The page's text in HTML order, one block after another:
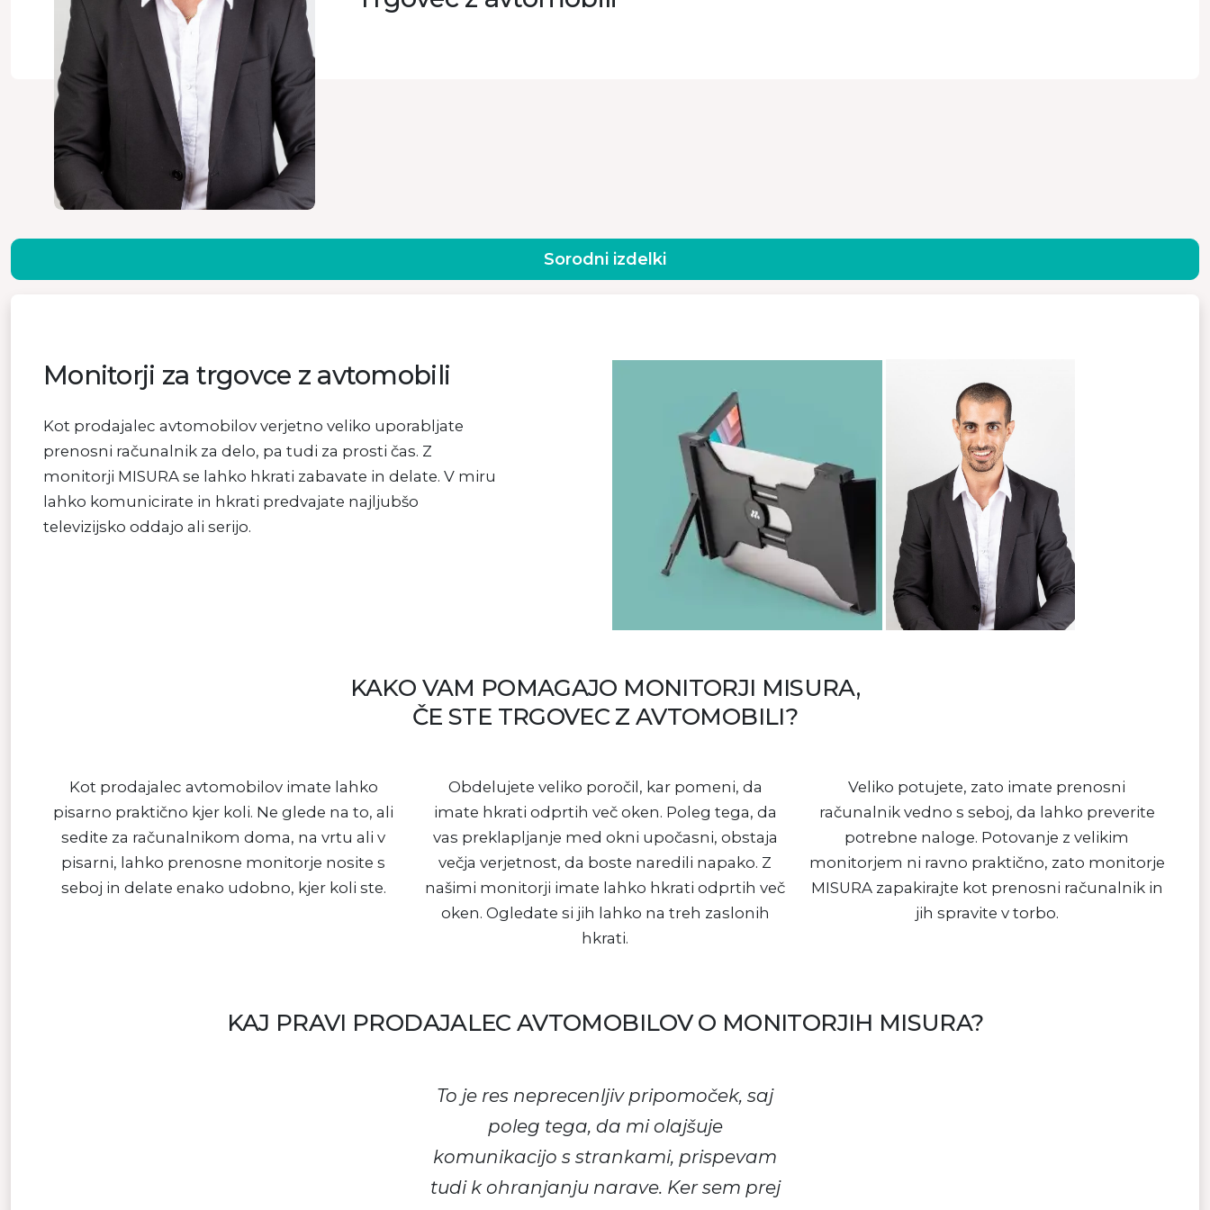
Monitorji za trgovce z avtomobili
Kot prodajalec avtomobilov verjetno veliko uporabljate
prenosni računalnik za delo, pa tudi za prosti čas. Z
monitorji MISURA se lahko hkrati zabavate in delate. V miru
lahko komunicirate in hkrati predvajate najljubšo
televizijsko oddajo ali serijo.
KAKO VAM POMAGAJO MONITORJI MISURA,
ČE STE TRGOVEC Z AVTOMOBILI?
Kot prodajalec avtomobilov imate lahko
pisarno praktično kjer koli. Ne glede na to, ali
sedite za računalnikom doma, na vrtu ali v
pisarni, lahko prenosne monitorje nosite s
seboj in delate enako udobno, kjer koli ste.
Obdelujete veliko poročil, kar pomeni, da
imate hkrati odprtih več oken. Poleg tega, da
vas preklapljanje med okni upočasni, obstaja
večja verjetnost, da boste naredili napako. Z
našimi monitorji imate lahko hkrati odprtih več
oken. Ogledate si jih lahko na treh zaslonih
hkrati.
Veliko potujete, zato imate prenosni
računalnik vedno s seboj, da lahko preverite
potrebne naloge. Potovanje z velikim
monitorjem ni ravno praktično, zato monitorje
MISURA zapakirajte kot prenosni računalnik in
jih spravite v torbo.
KAJ PRAVI PRODAJALEC AVTOMOBILOV O MONITORJIH MISURA?
To je res neprecenljiv pripomoček, saj
poleg tega, da mi olajšuje
komunikacijo s strankami, prispevam
tudi k ohranjanju narave. Ker sem prej
Sorodni izdelki